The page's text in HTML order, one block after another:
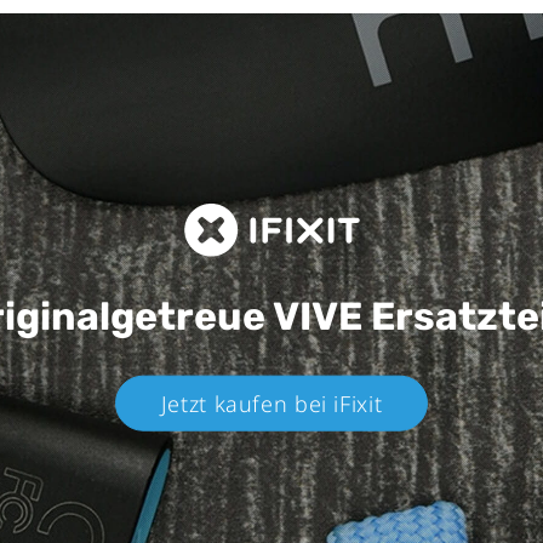
VIVE
Jetzt kaufen bei iFixit​